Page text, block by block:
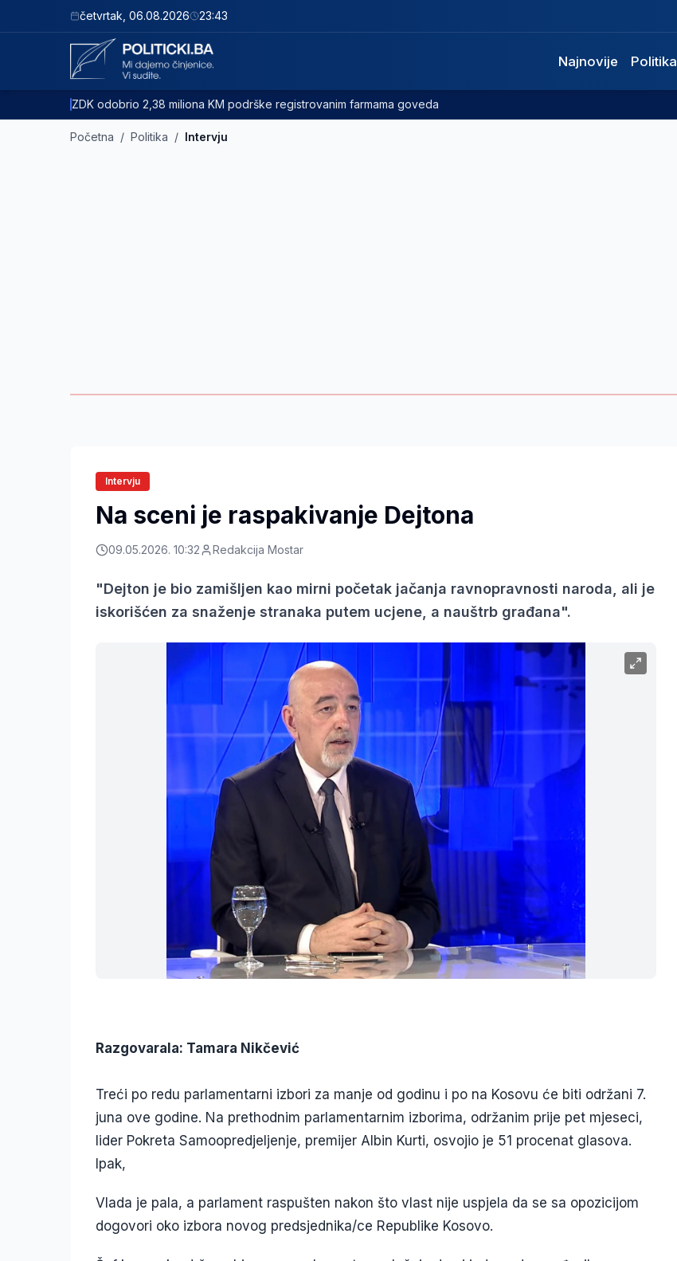
četvrtak 06.08.2026 23:43
Najnovije Politika
ZDK odobrio 2,38 miliona KM podrške registrovanim farmama goveda
Početna / Politika / Intervju
Intervju
Na sceni je raspakivanje Dejtona
09.05.2026. 10:32 Redakcija Mostar
"Dejton je bio zamišljen kao mirni početak jačanja ravnopravnosti naroda, ali je
iskorišćen za snaženje stranaka putem ucjene, a nauštrb građana".
Razgovarala: Tamara Nikčević
Treći po redu parlamentarni izbori za manje od godinu i po na Kosovu će biti održani 7.
juna ove godine. Na prethodnim parlamentarnim izborima, održanim prije pet mjeseci,
lider Pokreta Samoopredjeljenje, premijer Albin Kurti, osvojio je 51 procenat glasova.
Ipak,
Vlada je pala, a parlament raspušten nakon što vlast nije uspjela da se sa opozicijom
dogovori oko izbora novog predsjednika/ce Republike Kosovo.